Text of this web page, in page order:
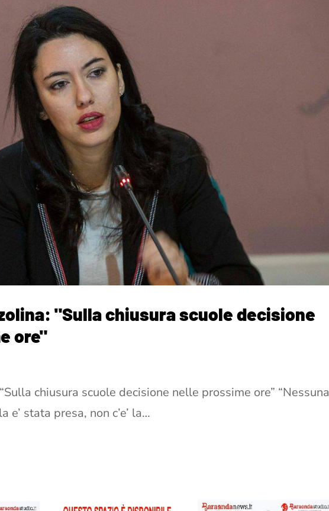
"Sulla chiusura scuole decisione
ore"
chiusura scuole decisione nelle prossime ore” “Nessuna
e’ stata presa, non c’e’ la…